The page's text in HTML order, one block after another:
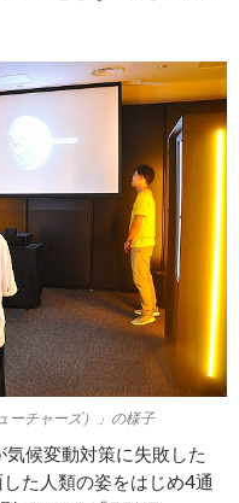
ーチャーズ）」の様子
候変動対策に失敗した
た人類の姿をはじめ4通